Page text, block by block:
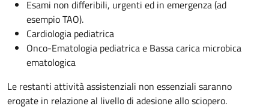
Esami non differibili, urgenti ed in emergenza (ad
esempio TAO).
Cardiologia pediatrica
Onco-Ematologia pediatrica e Bassa carica microbica
ematologica
Le restanti attività assistenziali non essenziali saranno
erogate in relazione al livello di adesione allo sciopero.